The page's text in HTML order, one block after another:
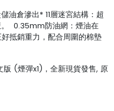
油倉滲出* 11層迷宮結構：超
。 0.35mm防油網：煙油在
抵銷重力，配合周圍的棉墊
版 (煙彈x1)，全新現貨發售, 原